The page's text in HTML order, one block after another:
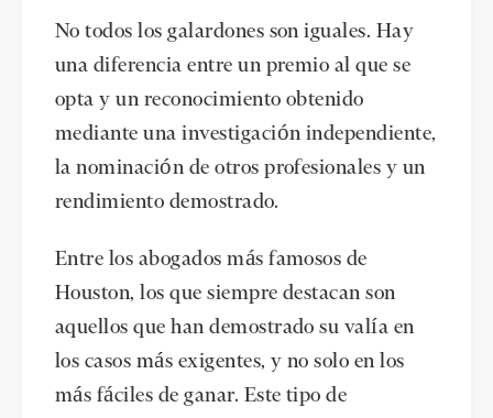
No todos los galardones son iguales. Hay
una diferencia entre un premio al que se
opta y un reconocimiento obtenido
mediante una investigación independiente,
la nominación de otros profesionales y un
rendimiento demostrado.
Entre los abogados más famosos de
Houston, los que siempre destacan son
aquellos que han demostrado su valía en
los casos más exigentes, y no solo en los
más fáciles de ganar. Este tipo de